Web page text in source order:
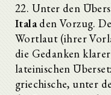
22. Unter den
Italaden Vorzug.
Wortlaut (ihrer
die Gedanken
lateinischen
griechische, unter